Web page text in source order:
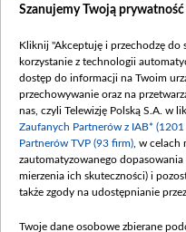
Procedura
Szanujemy Twoją prywatność
Kliknij "Akceptuję i przechodzę do
korzystanie z technologii
dostęp do informacji na Twoim
przechowywanie oraz na
nas, czyli Telewizję Polską S.A. w
Zaufanych Partnerów z IAB*
Partnerów TVP (93 firm) , w
zautomatyzowanego
mierzenia ich skuteczności) i
także zgody na udostępnianie
Twoje dane osobowe zbierane